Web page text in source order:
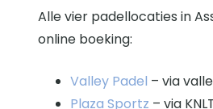
Alle vier padellocaties in
online boeking:
Valley Padel – via
Plaza Sportz – via